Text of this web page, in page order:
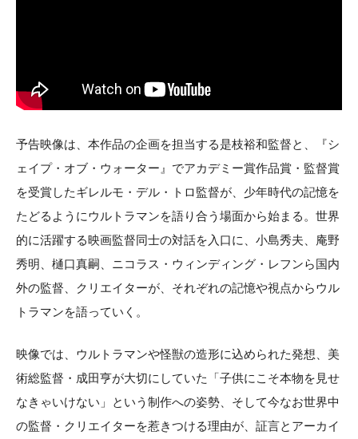
予告映像は、本作品の企画を担当する是枝裕和監督と、『シ
ェイプ・オブ・ウォーター』でアカデミー賞作品賞・監督賞
を受賞したギレルモ・デル・トロ監督が、少年時代の記憶を
たどるようにウルトラマンを語り合う場面から始まる。世界
的に活躍する映画監督同士の対話を入口に、小島秀夫、庵野
秀明、樋口真嗣、ニコラス・ウィンディング・レフンら国内
外の監督、クリエイターが、それぞれの記憶や視点からウル
トラマンを語っていく。
映像では、ウルトラマンや怪獣の造形に込められた発想、美
術総監督・成田亨が大切にしていた「子供にこそ本物を見せ
なきゃいけない」という制作への姿勢、そして今なお世界中
の監督・クリエイターを惹きつける理由が、証言とアーカイ